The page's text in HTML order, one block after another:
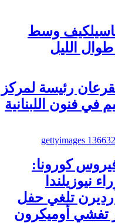
وسط
طوال الليل
رئيسة لمركز
في فنون اللبنانية
كورونا:
نيوزيلندا
تلغي حفل
تفشي أوميكرون